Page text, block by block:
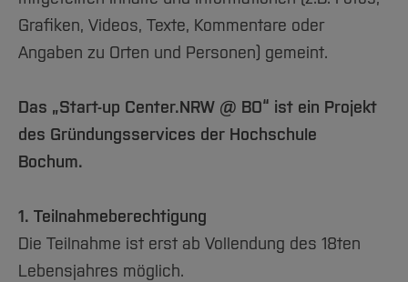
Grafiken, Videos, Texte, Kommentare oder
Angaben zu Orten und Personen) gemeint.
Das „Start-up Center.NRW @ BO“ ist ein Projekt
des Gründungsservices der Hochschule
Bochum.
1. Teilnahmeberechtigung
Die Teilnahme ist erst ab Vollendung des 18ten
Lebensjahres möglich.